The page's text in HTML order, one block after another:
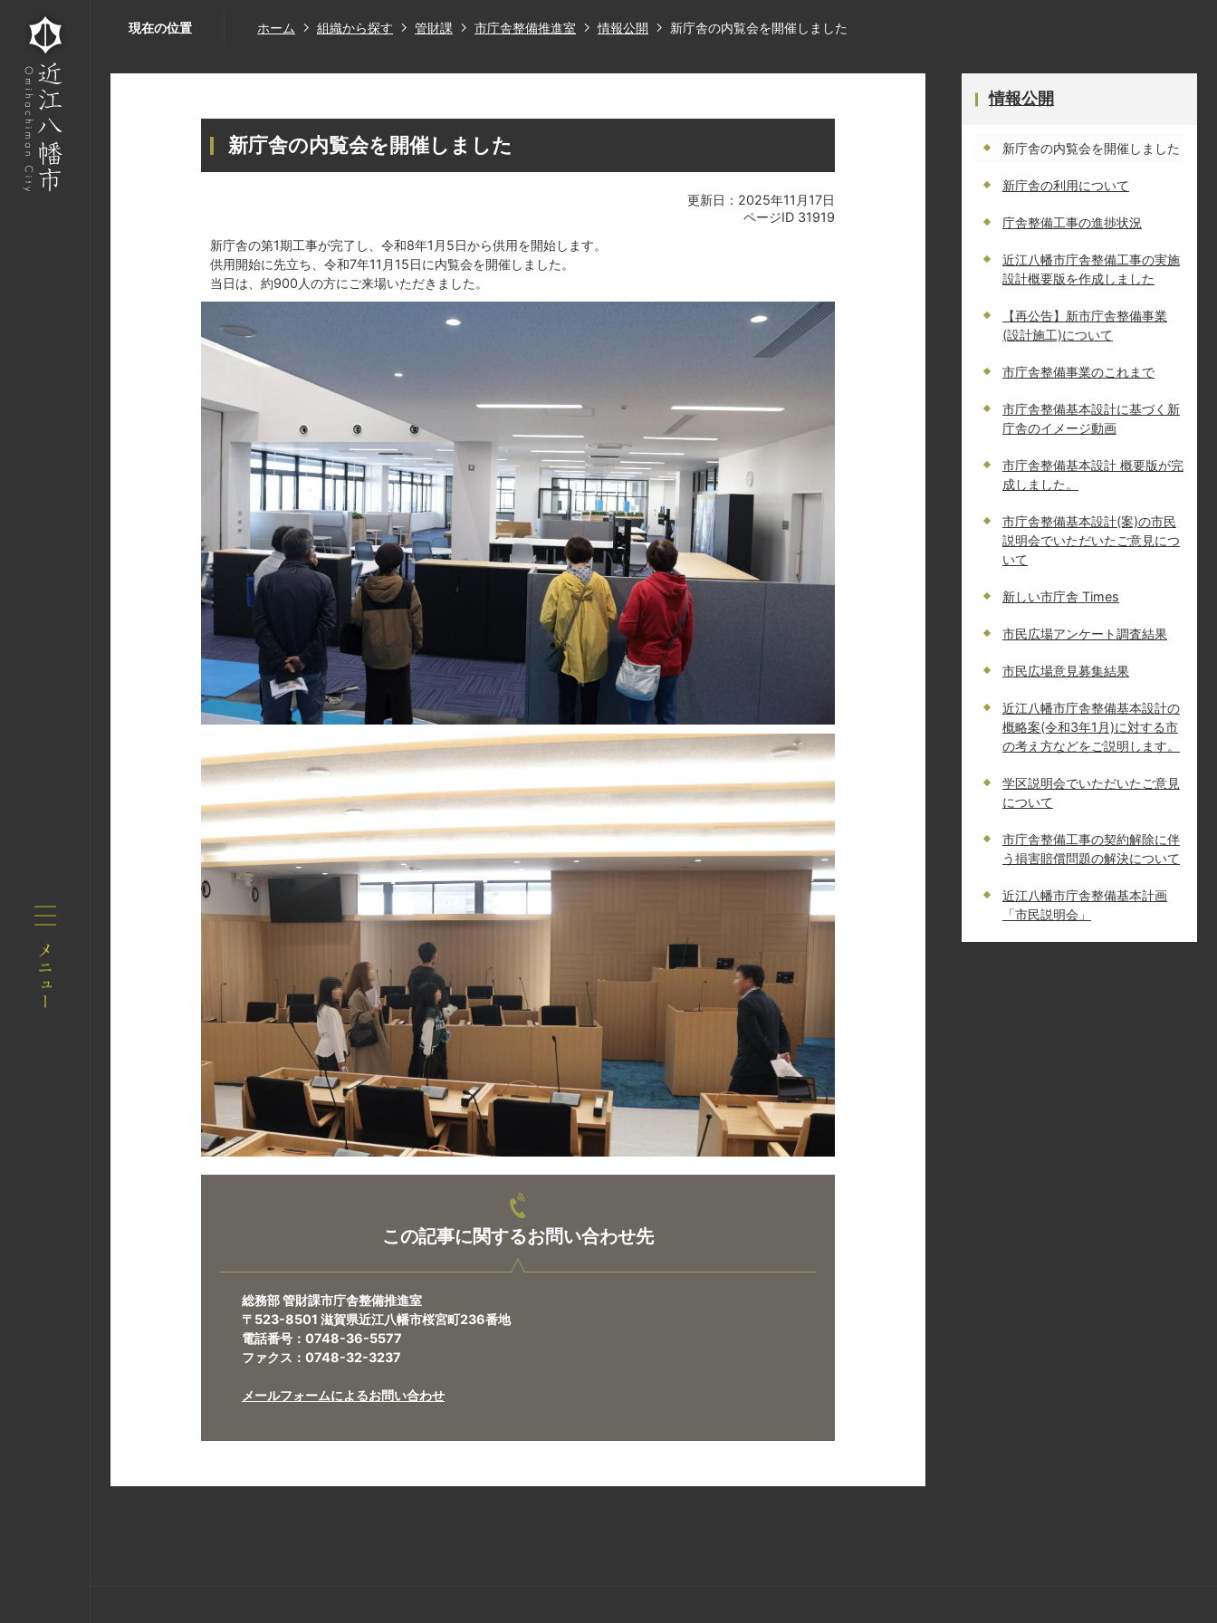
現在の位置 ホーム 組織から探す 管財課 市庁舎整備推進室 情報公開 新庁舎の内覧会を開催しました
新庁舎の内覧会を開催しました
更新日：2025年11月17日
ページID 31919
新庁舎の第1期工事が完了し、令和8年1月5日から供用を開始します。
供用開始に先立ち、令和7年11月15日に内覧会を開催しました。
当日は、約900人の方にご来場いただきました。
この記事に関するお問い合わせ先
総務部 管財課市庁舎整備推進室
〒523-8501 滋賀県近江八幡市桜宮町236番地
電話番号：0748-36-5577
ファクス：0748-32-3237
メールフォームによるお問い合わせ
情報公開
新庁舎の内覧会を開催しました
新庁舎の利用について
庁舎整備工事の進捗状況
近江八幡市庁舎整備工事の実施
設計概要版を作成しました
【再公告】新市庁舎整備事業
(設計施工)について
市庁舎整備事業のこれまで
市庁舎整備基本設計に基づく新
庁舎のイメージ動画
市庁舎整備基本設計 概要版が完
成しました。
市庁舎整備基本設計(案)の市民
説明会でいただいたご意見につ
いて
新しい市庁舎 Times
市民広場アンケート調査結果
市民広場意見募集結果
近江八幡市庁舎整備基本設計の
概略案(令和3年1月)に対する市
の考え方などをご説明します。
学区説明会でいただいたご意見
について
市庁舎整備工事の契約解除に伴
う損害賠償問題の解決について
近江八幡市庁舎整備基本計画
「市民説明会」